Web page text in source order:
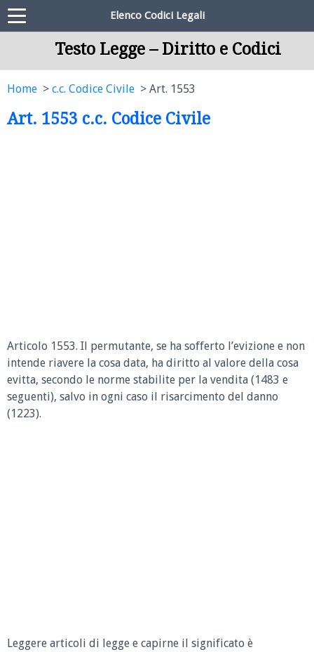
Elenco Codici Legali
Testo Legge – Diritto e Codici
Home c.c. Codice Civile Art. 1553
Art. 1553 c.c. Codice Civile
Articolo 1553. Il permutante, se ha sofferto l’evizione e non
intende riavere la cosa data, ha diritto al valore della cosa
evitta, secondo le norme stabilite per la vendita (1483 e
seguenti), salvo in ogni caso il risarcimento del danno
(1223).
Leggere articoli di legge e capirne il significato è